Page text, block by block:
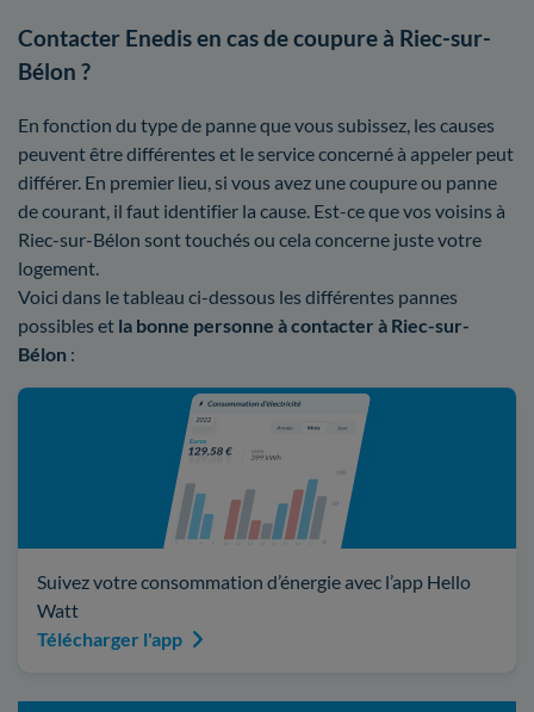
Contacter Enedis en cas de coupure à Riec-sur-
Bélon ?
En fonction du type de panne que vous subissez, les causes
peuvent être différentes et le service concerné à appeler peut
différer. En premier lieu, si vous avez une coupure ou panne
de courant, il faut identifier la cause. Est-ce que vos voisins à
Riec-sur-Bélon sont touchés ou cela concerne juste votre
logement.
Voici dans le tableau ci-dessous les différentes pannes
possibles et la bonne personne à contacter à Riec-sur-
Bélon :
Suivez votre consommation d’énergie avec l’app Hello
Watt
Télécharger l'app